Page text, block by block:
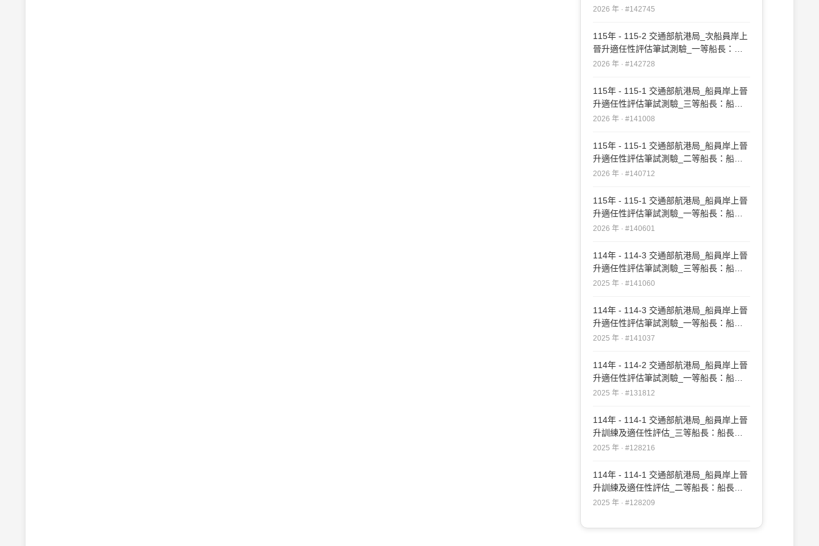
實務#142745
2026 年 · #142745
115年 - 115-2 交通部航港局_次船員岸上
晉升適任性評估筆試測驗_一等船長：船
長實務#142728
2026 年 · #142728
115年 - 115-1 交通部航港局_船員岸上晉
升適任性評估筆試測驗_三等船長：船長
實務#141008
2026 年 · #141008
115年 - 115-1 交通部航港局_船員岸上晉
升適任性評估筆試測驗_二等船長：船長
實務#140712
2026 年 · #140712
115年 - 115-1 交通部航港局_船員岸上晉
升適任性評估筆試測驗_一等船長：船長
實務#140601
2026 年 · #140601
114年 - 114-3 交通部航港局_船員岸上晉
升適任性評估筆試測驗_三等船長：船長
實務#141060
2025 年 · #141060
114年 - 114-3 交通部航港局_船員岸上晉
升適任性評估筆試測驗_一等船長：船長
實務#141037
2025 年 · #141037
114年 - 114-2 交通部航港局_船員岸上晉
升適任性評估筆試測驗_一等船長：船長
實務#131812
2025 年 · #131812
114年 - 114-1 交通部航港局_船員岸上晉
升訓練及適任性評估_三等船長：船長實
務#128216
2025 年 · #128216
114年 - 114-1 交通部航港局_船員岸上晉
升訓練及適任性評估_二等船長：船長實
務#128209
2025 年 · #128209